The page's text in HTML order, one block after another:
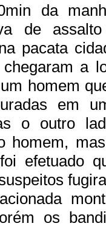
da
de
pacata
a
homem
em
o outro
homem,
efetuado
os